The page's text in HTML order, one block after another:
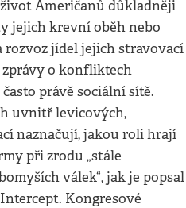
Američanů důkladněji
jejich krevní oběh nebo
rozvoz jídel jejich stravovací
zprávy o konfliktech
právě sociální sítě.
uvnitř levicových,
naznačují, jakou roli hrají
při zrodu „stále
válek“, jak je popsal
Kongresové